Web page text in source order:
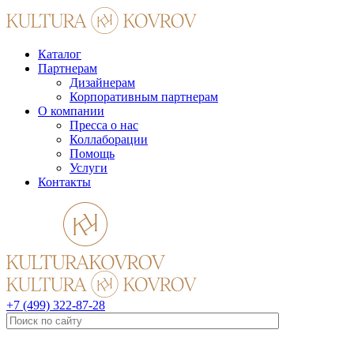
Каталог
Партнерам
Дизайнерам
Корпоративным партнерам
О компании
Пресса о нас
Коллаборации
Помощь
Услуги
Контакты
+7 (499) 322-87-28